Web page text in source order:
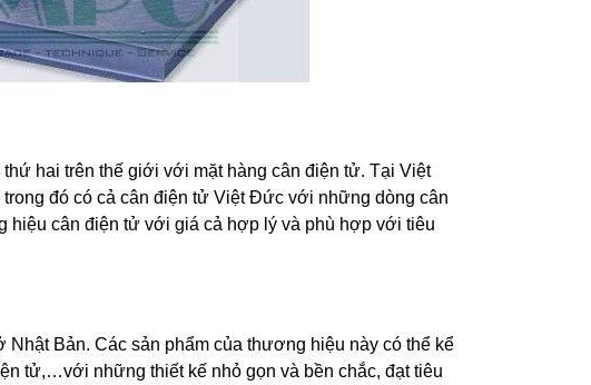
hai trên thế giới với mặt hàng cân điện tử. Tại Việt
đó có cả cân điện tử Việt Đức với những dòng cân
hiệu cân điện tử với giá cả hợp lý và phù hợp với tiêu
Bản. Các sản phẩm của thương hiệu này có thể kể
tử,…với những thiết kế nhỏ gọn và bền chắc, đạt tiêu